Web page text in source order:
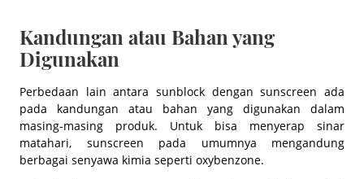
Kandungan atau Bahan yang
Digunakan
Perbedaan lain antara sunblock dengan sunscreen ada
pada kandungan atau bahan yang digunakan dalam
masing-masing produk. Untuk bisa menyerap sinar
matahari, sunscreen pada umumnya mengandung
berbagai senyawa kimia seperti oxybenzone.